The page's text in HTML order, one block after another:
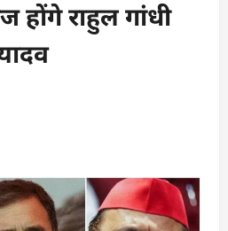
होंगे राहुल गांधी